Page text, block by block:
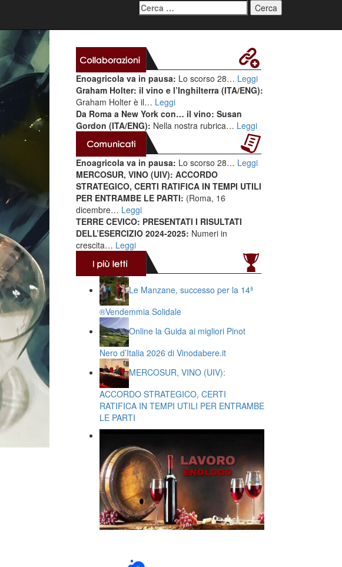
Ricerca
per:
Enoagricola va in pausa: Lo scorso 28… Leggi
Graham Holter: il vino e l’Inghilterra (ITA/ENG):
Graham Holter è il… Leggi
Da Roma a New York con… il vino: Susan
Gordon (ITA/ENG): Nella nostra rubrica… Leggi
Enoagricola va in pausa: Lo scorso 28… Leggi
MERCOSUR, VINO (UIV): ACCORDO
STRATEGICO, CERTI RATIFICA IN TEMPI UTILI
PER ENTRAMBE LE PARTI: (Roma, 16
dicembre… Leggi
TERRE CEVICO: PRESENTATI I RISULTATI
DELL’ESERCIZIO 2024-2025: Numeri in
crescita… Leggi
Le Manzane, successo per la 14ª
®️Vendemmia Solidale
Online la Guida ai migliori Pinot
Nero d’Italia 2026 di Vinodabere.it
MERCOSUR, VINO (UIV):
ACCORDO STRATEGICO, CERTI
RATIFICA IN TEMPI UTILI PER ENTRAMBE
LE PARTI